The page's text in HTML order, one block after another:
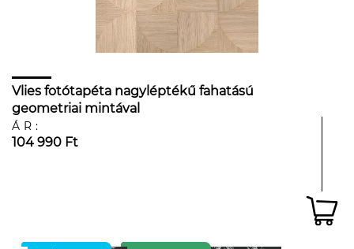
Vlies fotótapéta nagyléptékű fahatású
geometriai mintával
ÁR:
104 990 Ft